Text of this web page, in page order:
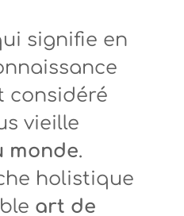
signifie en
considéré
vieille
monde.
holistique
art de